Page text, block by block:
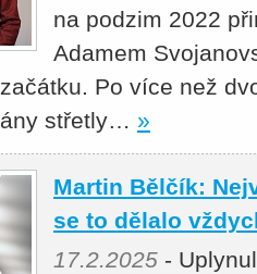
na podzim 2022
Adamem
Po více než
střetly… »
Martin Bělčík:
se to dělalo
17.2.2025 -